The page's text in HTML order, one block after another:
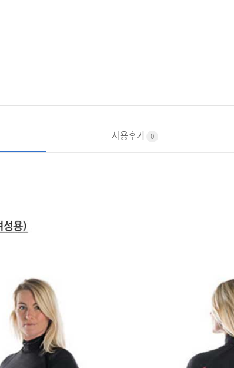
사용후기 0